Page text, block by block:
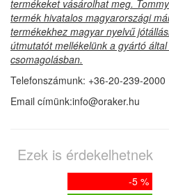
termékeket vásárolhat meg.
termék hivatalos magyarországi
termékekhez magyar nyelvű
útmutatót mellékelünk a gyártó
csomagolásban.
Telefonszámunk: +36-20-239-2000
Email címünk:info@oraker.hu
Ezek is érdekelhetnek
-5 %